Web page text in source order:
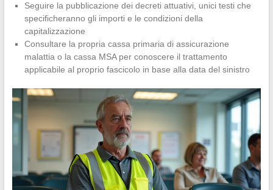
Seguire la pubblicazione dei decreti attuativi, unici testi che
specificheranno gli importi e le condizioni della
capitalizzazione
Consultare la propria cassa primaria di assicurazione
malattia o la cassa MSA per conoscere il trattamento
applicabile al proprio fascicolo in base alla data del sinistro